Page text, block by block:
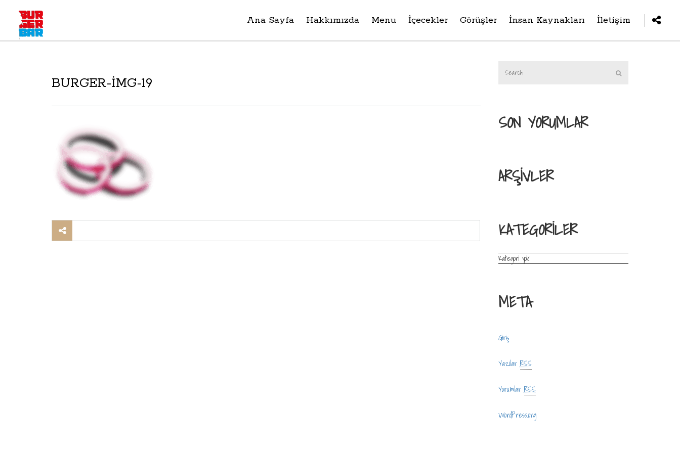
Ana Sayfa Hakkımızda Menu İçecekler Görüşler İnsan Kaynakları İletişim
BURGER-IMG-19
SON YORUMLAR
ARŞIVLER
KATEGORILER
Kategori yok
META
Giriş
YazılarRSS
YorumlarRSS
WordPress.org